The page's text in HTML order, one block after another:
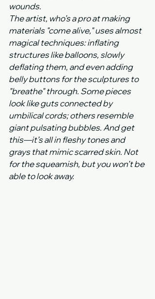
wounds.
The artist, who’s a pro at making
materials "come alive," uses almost
magical techniques: inflating
structures like balloons, slowly
deflating them, and even adding
belly buttons for the sculptures to
"breathe" through. Some pieces
look like guts connected by
umbilical cords; others resemble
giant pulsating bubbles. And get
this—it’s all in fleshy tones and
grays that mimic scarred skin. Not
for the squeamish, but you won’t be
able to look away.